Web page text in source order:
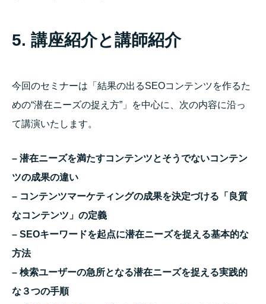
5. 講座紹介と講師紹介
今回のセミナーは「結果の出るSEOコンテンツを作るた
めの“潜在ニーズの捉え方”」を中心に、次の内容に沿っ
て講演いたします。
– 潜在ニーズを満たすコンテンツとそうでないコンテン
ツの成果の違い
– コンテンツマーケティングの成果を決定づける「良質
なコンテンツ」の定義
– SEOキーワードを起点に潜在ニーズを捉える基本的な
方法
– 検索ユーザーの急所となる潜在ニーズを捉える実践的
な３つの手順